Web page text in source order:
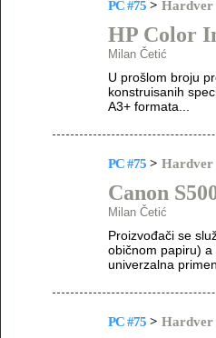
PC #75 > Hardver
HP Color
Milan Četić
U prošlom broju
konstruisanih
A3+ formata...
PC #75 > Hardver
Canon
Milan Četić
Proizvođači se
običnom papiru)
univerzalna
PC #75 > Hardver